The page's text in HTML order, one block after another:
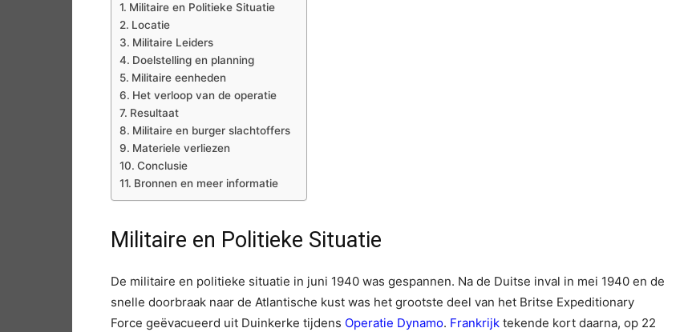
Militaire en Politieke Situatie
Locatie
Militaire Leiders
Doelstelling en planning
Militaire eenheden
Het verloop van de operatie
Resultaat
Militaire en burger slachtoffers
Materiele verliezen
Conclusie
Bronnen en meer informatie
Militaire en Politieke Situatie
De militaire en politieke situatie in juni 1940 was gespannen. Na de Duitse inval in mei 1940 en de
snelle doorbraak naar de Atlantische kust was het grootste deel van het Britse Expeditionary
Force geëvacueerd uit Duinkerke tijdens Operatie Dynamo. Frankrijk tekende kort daarna, op 22